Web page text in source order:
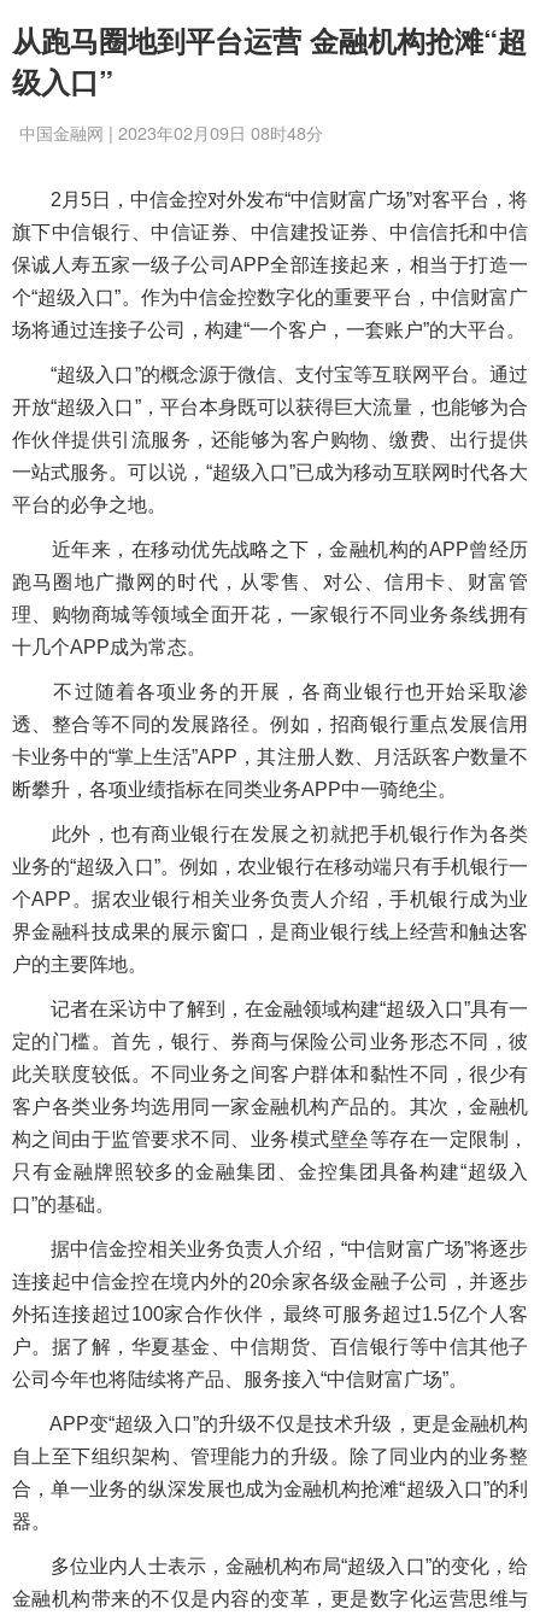
从跑马圈地到平台运营 金融机构抢滩“超
级入口”
中国金融网 | 2023年02月09日 08时48分
2月5日，中信金控对外发布“中信财富广场”对客平台，将
旗下中信银行、中信证券、中信建投证券、中信信托和中信
保诚人寿五家一级子公司APP全部连接起来，相当于打造一
个“超级入口”。作为中信金控数字化的重要平台，中信财富广
场将通过连接子公司，构建“一个客户，一套账户”的大平台。
“超级入口”的概念源于微信、支付宝等互联网平台。通过
开放“超级入口”，平台本身既可以获得巨大流量，也能够为合
作伙伴提供引流服务，还能够为客户购物、缴费、出行提供
一站式服务。可以说，“超级入口”已成为移动互联网时代各大
平台的必争之地。
近年来，在移动优先战略之下，金融机构的APP曾经历
跑马圈地广撒网的时代，从零售、对公、信用卡、财富管
理、购物商城等领域全面开花，一家银行不同业务条线拥有
十几个APP成为常态。
不过随着各项业务的开展，各商业银行也开始采取渗
透、整合等不同的发展路径。例如，招商银行重点发展信用
卡业务中的“掌上生活”APP，其注册人数、月活跃客户数量不
断攀升，各项业绩指标在同类业务APP中一骑绝尘。
此外，也有商业银行在发展之初就把手机银行作为各类
业务的“超级入口”。例如，农业银行在移动端只有手机银行一
个APP。据农业银行相关业务负责人介绍，手机银行成为业
界金融科技成果的展示窗口，是商业银行线上经营和触达客
户的主要阵地。
记者在采访中了解到，在金融领域构建“超级入口”具有一
定的门槛。首先，银行、券商与保险公司业务形态不同，彼
此关联度较低。不同业务之间客户群体和黏性不同，很少有
客户各类业务均选用同一家金融机构产品的。其次，金融机
构之间由于监管要求不同、业务模式壁垒等存在一定限制，
只有金融牌照较多的金融集团、金控集团具备构建“超级入
口”的基础。
据中信金控相关业务负责人介绍，“中信财富广场”将逐步
连接起中信金控在境内外的20余家各级金融子公司，并逐步
外拓连接超过100家合作伙伴，最终可服务超过1.5亿个人客
户。据了解，华夏基金、中信期货、百信银行等中信其他子
公司今年也将陆续将产品、服务接入“中信财富广场”。
APP变“超级入口”的升级不仅是技术升级，更是金融机构
自上至下组织架构、管理能力的升级。除了同业内的业务整
合，单一业务的纵深发展也成为金融机构抢滩“超级入口”的利
器。
多位业内人士表示，金融机构布局“超级入口”的变化，给
金融机构带来的不仅是内容的变革，更是数字化运营思维与